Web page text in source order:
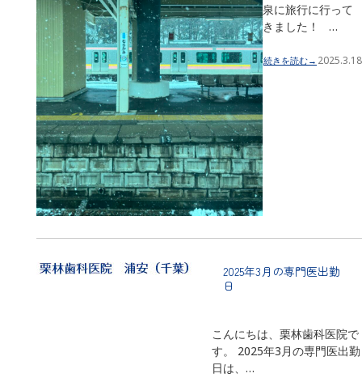
泉に旅行に行って
きました！ …
続きを読む→ 2025.3.18
2025年3月の専門医出勤
日
こんにちは、栗林歯科医院で
す。 2025年3月の専門医出勤
日は、…